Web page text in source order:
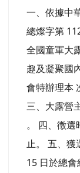
國際交流
活動在 我國
請資格、申
理。本要點
轉知中華民
全國大露營